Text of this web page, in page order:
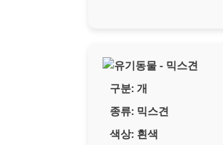
구분: 개
종류: 믹스견
색상: 흰색